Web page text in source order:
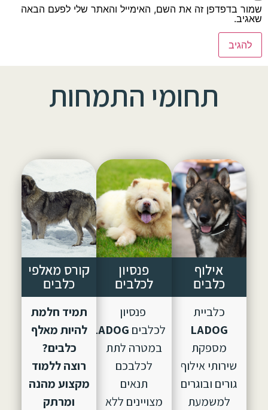
שמור בדפדפן זה את השם, האימייל והאתר שלי לפעם הבאה
שאגיב.
תחומי התמחות
אילוף
כלבים
כלביית
LADOG
מספקת
שירותי אילוף
גורים ובוגרים
למשמעת
פנסיון
לכלבים
פנסיון
לכלבים LADOG, הוקם
במטרה לתת
לכלבכם
תנאים
מצויינים ללא
קורס מאלפי
כלבים
תמיד חלמת
להיות מאלף
כלבים?
רוצה ללמוד
מקצוע מהנה
ומרתק